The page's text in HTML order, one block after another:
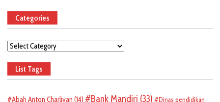
Categories
Categories
List Tags
Abah Anton Charliyan (14) Bank Mandiri (33)
Dinas pendidikan